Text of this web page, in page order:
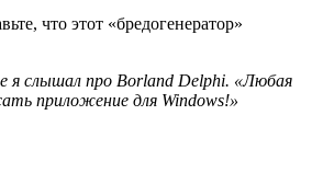
что этот «бредогенератор»
я слышал про Borland Delphi. «Любая
приложение для Windows!»